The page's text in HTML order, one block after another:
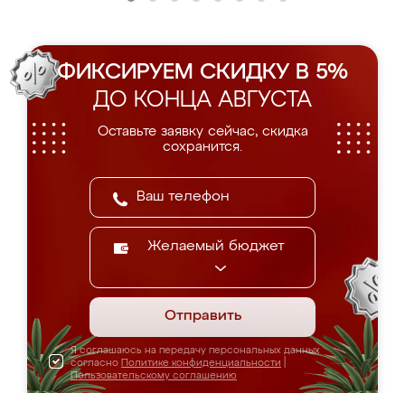
ФИКСИРУЕМ СКИДКУ В 5%
ДО КОНЦА АВГУСТА
Оставьте заявку сейчас, скидка
сохранится.
Желаемый бюджет
Отправить
Я соглашаюсь на передачу персональных данных
согласно Политике конфиденциальности
Пользовательскому соглашению